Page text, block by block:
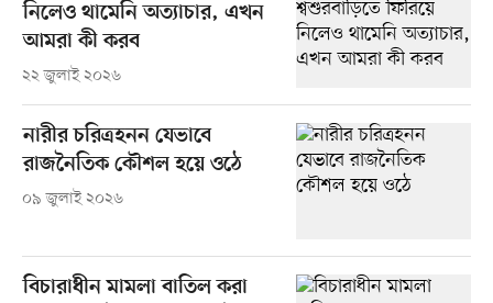
নিলেও থামেনি অত্যাচার, এখন
আমরা কী করব
২২ জুলাই ২০২৬
নারীর চরিত্রহনন যেভাবে
রাজনৈতিক কৌশল হয়ে ওঠে
০৯ জুলাই ২০২৬
বিচারাধীন মামলা বাতিল করা